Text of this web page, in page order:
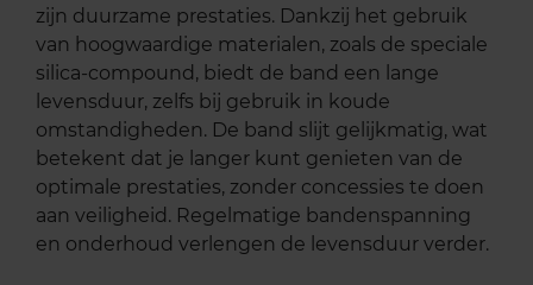
zijn duurzame prestaties. Dankzij het gebruik
van hoogwaardige materialen, zoals de speciale
silica-compound, biedt de band een lange
levensduur, zelfs bij gebruik in koude
omstandigheden. De band slijt gelijkmatig, wat
betekent dat je langer kunt genieten van de
optimale prestaties, zonder concessies te doen
aan veiligheid. Regelmatige bandenspanning
en onderhoud verlengen de levensduur verder.